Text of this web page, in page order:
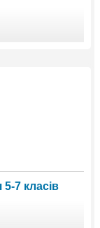
7 класів